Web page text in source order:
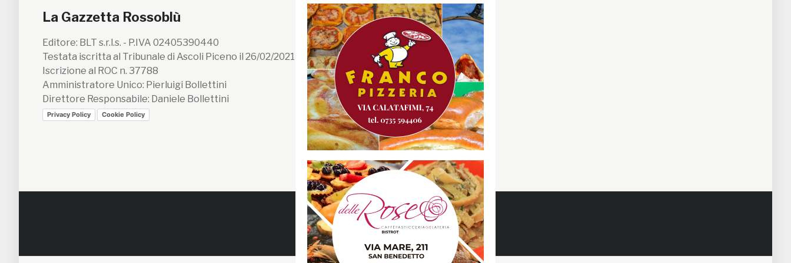
La Gazzetta Rossoblù
Editore: BLT s.r.l.s. - P.IVA 02405390440
Testata iscritta al Tribunale di Ascoli Piceno il 26/02/2021 n. 199/2021
Iscrizione al ROC n. 37788
Amministratore Unico: Pierluigi Bollettini
Direttore Responsabile: Daniele Bollettini
Privacy Policy Cookie Policy
Segui la GRB
Facebook
Instagram
Twitter
Youtube
Gazzetta RossoBlù